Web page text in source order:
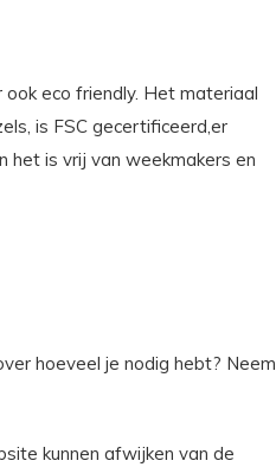
eco friendly. Het materiaal
is FSC gecertificeerd,er
het is vrij van weekmakers en
hoeveel je nodig hebt? Neem
kunnen afwijken van de